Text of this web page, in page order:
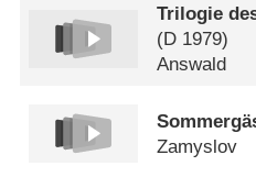
Trilogie
(D 1979)
Answald
Zamyslov